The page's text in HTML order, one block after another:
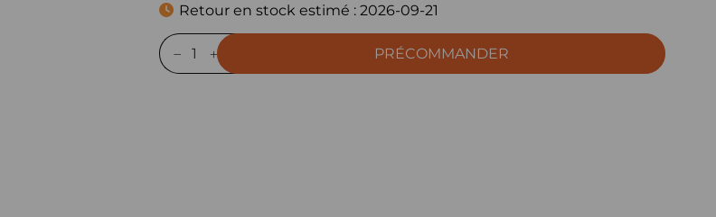
Retour en stock estimé : 2026-09-21
PRÉCOMMANDER